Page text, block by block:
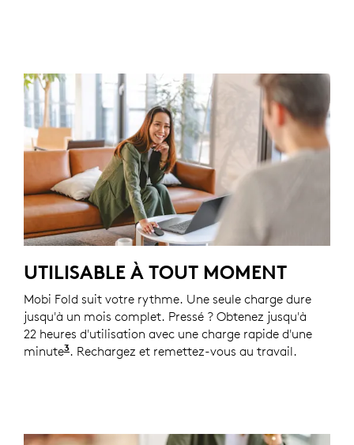
UTILISABLE À TOUT MOMENT
Mobi Fold suit votre rythme. Une seule charge dure
jusqu'à un mois complet. Pressé ? Obtenez jusqu'à
22 heures d'utilisation avec une charge rapide d'une
minute3L'autonomie peut varier en fonction de
. Rechargez et remettez-vous au travail.